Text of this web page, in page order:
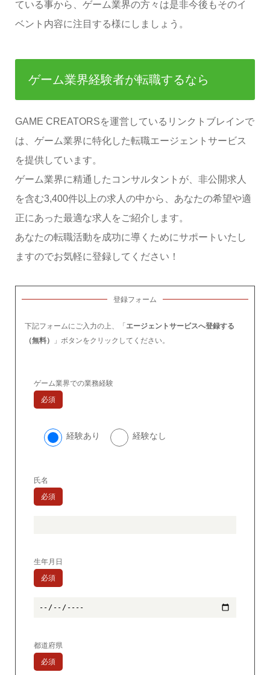
ている事から、ゲーム業界の方々は是非今後もそのイ
ベント内容に注目する様にしましょう。
ゲーム業界経験者が転職するなら
GAME CREATORSを運営しているリンクトブレインで
は、ゲーム業界に特化した転職エージェントサービス
を提供しています。
ゲーム業界に精通したコンサルタントが、非公開求人
を含む3,400件以上の求人の中から、あなたの希望や適
正にあった最適な求人をご紹介します。
あなたの転職活動を成功に導くためにサポートいたし
ますのでお気軽に登録してください！
登録フォーム
下記フォームにご入力の上、「エージェントサービスへ登録する
（無料）
」ボタンをクリックしてください。
ゲーム業界での業務経験
必須
経験あり 経験なし
氏名
必須
生年月日
必須
都道府県
必須